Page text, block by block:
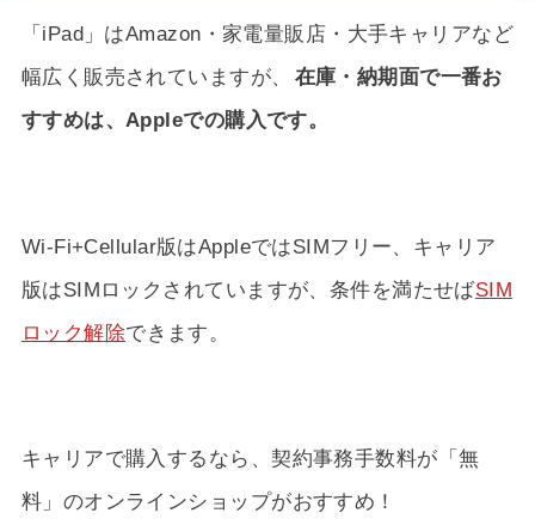
「iPad」はAmazon・家電量販店・大手キャリアなど
幅広く販売されていますが、
在庫・納期面で一番お
すすめは、Appleでの購入です。
Wi-Fi+Cellular版はAppleではSIMフリー、キャリア
版はSIMロックされていますが、条件を満たせばSIM
ロック解除できます。
キャリアで購入するなら、契約事務手数料が「無
料」のオンラインショップがおすすめ！